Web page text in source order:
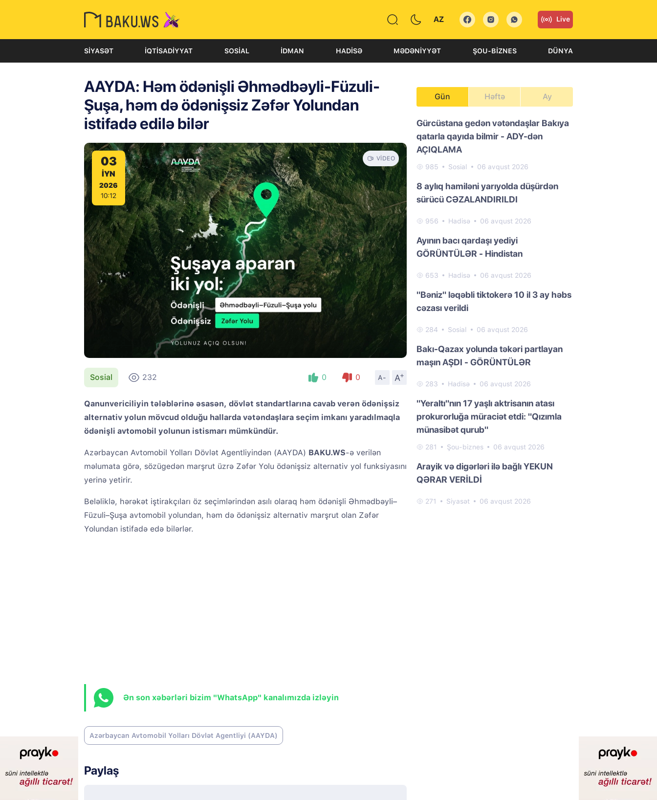
AZ Live
SIYASƏT İQTISADIYYAT SOSIAL İDMAN HADISƏ MƏDƏNIYYƏT ŞOU-BIZNES DÜNYA
AAYDA: Həm ödənişli Əhmədbəyli-Füzuli-
Şuşa, həm də ödənişsiz Zəfər Yolundan
istifadə edilə bilər
03
IYN
2026
10:12
VIDEO
Sosial 232 0 0 A- A
+
Qanunvericiliyin tələblərinə əsasən, dövlət standartlarına cavab verən ödənişsiz
alternativ yolun mövcud olduğu hallarda vətəndaşlara seçim imkanı yaradılmaqla
ödənişli avtomobil yolunun istismarı mümkündür.
Azərbaycan Avtomobil Yolları Dövlət Agentliyindən (AAYDA) BAKU.WS-ə verilən
məlumata görə, sözügedən marşrut üzrə Zəfər Yolu ödənişsiz alternativ yol funksiyasını
yerinə yetirir.
Beləliklə, hərəkət iştirakçıları öz seçimlərindən asılı olaraq həm ödənişli Əhmədbəyli–
Füzuli–Şuşa avtomobil yolundan, həm də ödənişsiz alternativ marşrut olan Zəfər
Yolundan istifadə edə bilərlər.
Ən son xəbərləri bizim "WhatsApp" kanalımızda izləyin
Azərbaycan Avtomobil Yolları Dövlət Agentliyi (AAYDA)
Paylaş
Gün Həftə Ay
Gürcüstana gedən vətəndaşlar Bakıya
qatarla qayıda bilmir - ADY-dən
AÇIQLAMA
985 Sosial 06 avqust 2026
8 aylıq hamiləni yarıyolda düşürdən
sürücü CƏZALANDIRILDI
956 Hadisə 06 avqust 2026
Ayının bacı qardaşı yediyi
GÖRÜNTÜLƏR - Hindistan
653 Hadisə 06 avqust 2026
"Bəniz" ləqəbli tiktokerə 10 il 3 ay həbs
cəzası verildi
284 Sosial 06 avqust 2026
Bakı-Qazax yolunda təkəri partlayan
maşın AŞDI - GÖRÜNTÜLƏR
283 Hadisə 06 avqust 2026
"Yeraltı"nın 17 yaşlı aktrisanın atası
prokurorluğa müraciət etdi: "Qızımla
münasibət qurub"
281 Şou-biznes 06 avqust 2026
Arayik və digərləri ilə bağlı YEKUN
QƏRAR VERİLDİ
271 Siyasət 06 avqust 2026